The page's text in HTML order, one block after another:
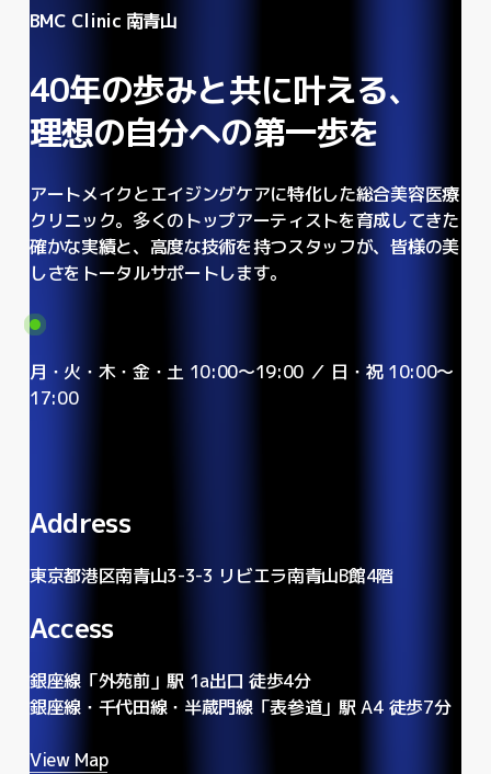
BMC Clinic 南青山
40年の歩みと共に叶える、
理想の自分への第一歩を
アートメイクとエイジングケアに特化した総合美容医療
クリニック。多くのトップアーティストを育成してきた
確かな実績と、高度な技術を持つスタッフが、皆様の美
しさをトータルサポートします。
月・火・木・金・土 10:00〜19:00 ／ 日・祝 10:00〜
17:00
Address
東京都港区南青山3-3-3 リビエラ南青山B館4階
Access
銀座線「外苑前」駅 1a出口 徒歩4分
銀座線・千代田線・半蔵門線「表参道」駅 A4 徒歩7分
View Map